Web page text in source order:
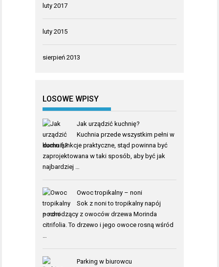
luty 2017
luty 2015
sierpień 2013
LOSOWE WPISY
Jak urządzić kuchnię?
Kuchnia przede wszystkim pełni w
domu funkcje praktyczne, stąd powinna być
zaprojektowana w taki sposób, aby być jak
najbardziej …
Owoc tropikalny – noni
Sok z noni to tropikalny napój
pochodzący z owoców drzewa Morinda
citrifolia. To drzewo i jego owoce rosną wśród
…
Parking w biurowcu